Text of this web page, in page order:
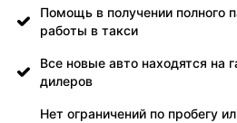
Помощь в получении полного
работы в такси
Все новые авто находятся на
дилеров
Нет ограничений по пробегу